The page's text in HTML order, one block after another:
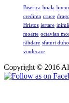
Biserica boala
credinta cruce
Hristos iertare inimă
moarte octavian
răbdare sfaturi
vindecare
Copyright © 2016